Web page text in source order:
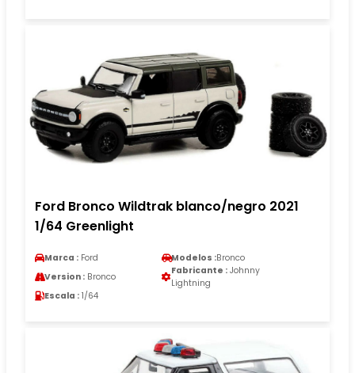
Ford Bronco Wildtrak blanco/negro 2021
1/64 Greenlight
Marca : Ford Modelos :Bronco
Version : Bronco
Fabricante : Johnny
Lightning
Escala : 1/64